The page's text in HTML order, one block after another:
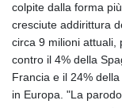
colpite dalla forma
cresciute addirittura
circa 9 milioni attuali,
contro il 4% della
Francia e il 24%
in Europa. "La